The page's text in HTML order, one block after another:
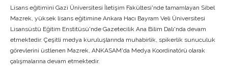
Lisans eğitimini Gazi Üniversitesi İletişim Fakültesi'nde tamamlayan Sibel
Mazrek, yüksek lisans eğitimine Ankara Hacı Bayram Veli Üniversitesi
Lisansüstü Eğitim Enstitüsü'nde Gazetecilik Ana Bilim Dalı'nda devam
etmektedir. Çeşitli medya kuruluşlarında muhabirlik, spikerlik sunuculuk
görevlerini üstlenen Mazrek, ANKASAM'da Medya Koordinatörü olarak
çalışmalarına devam etmektedir.